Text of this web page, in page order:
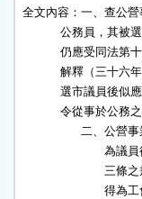
全文內容：一、查公
公務員
仍應受
解釋（
選市議
令從事於
二、公營事業機關
為議員後應辭去
三條之規定辦理
得為工會會